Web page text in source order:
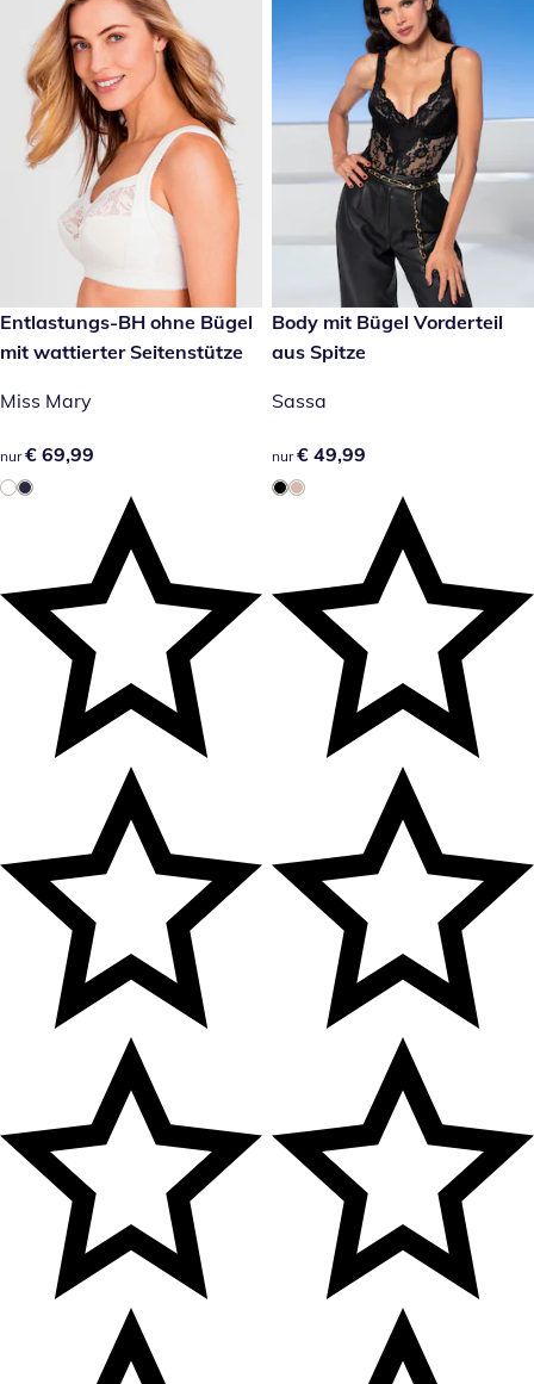
€ 69,99
Entlastungs-BH ohne Bügel
mit wattierter Seitenstütze
Miss Mary
€ 69,99
nur € 69,99
€ 49,99
Body mit Bügel Vorderteil
aus Spitze
Sassa
€ 49,99
nur € 49,99